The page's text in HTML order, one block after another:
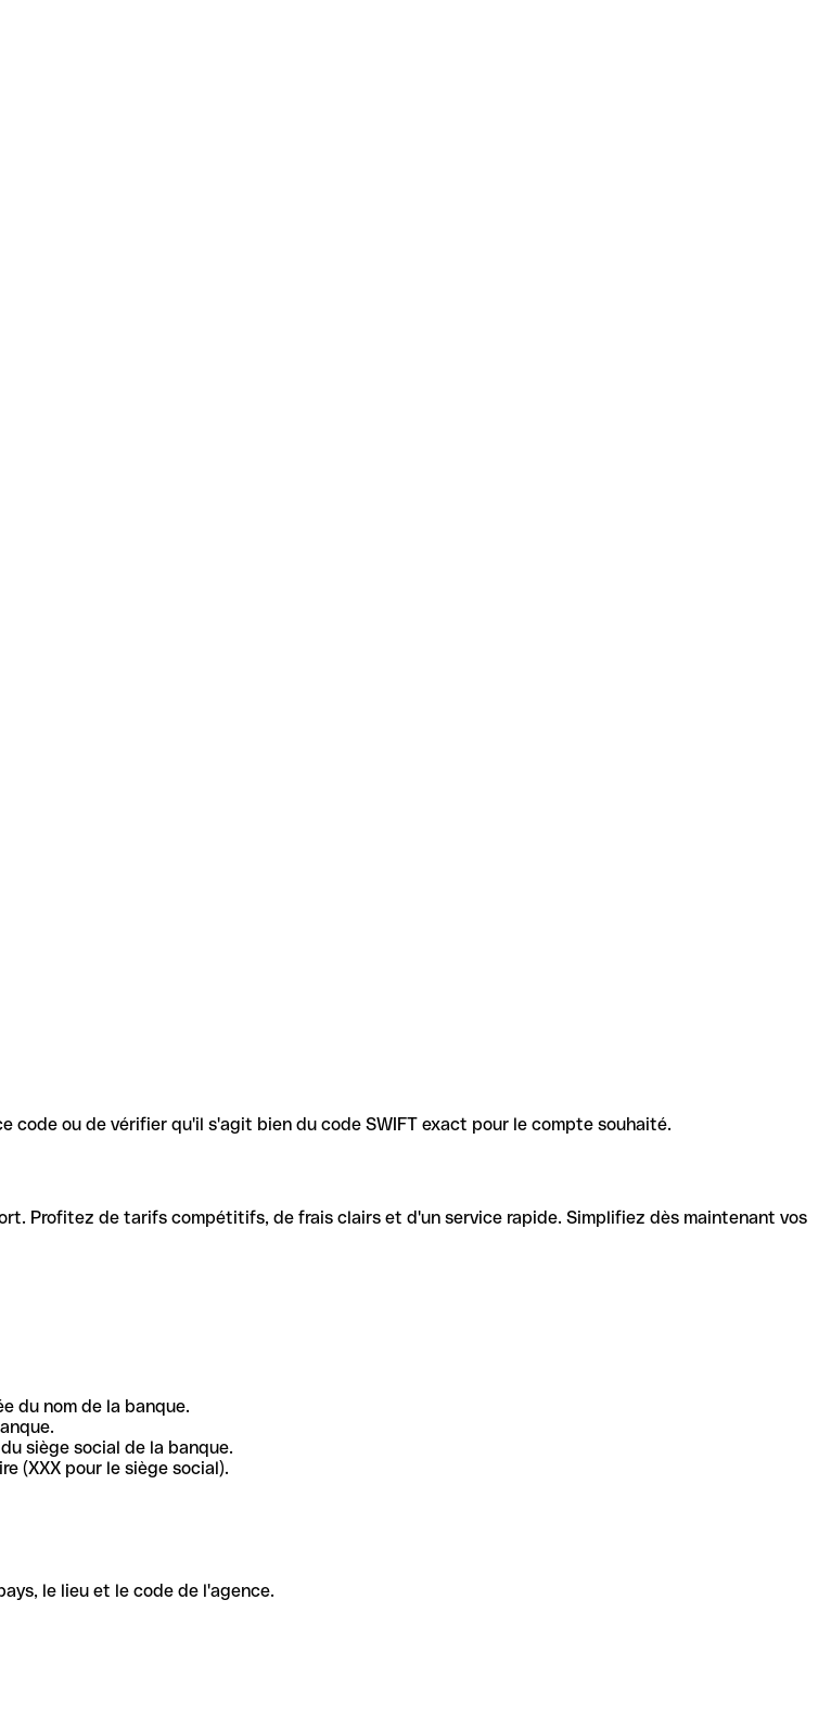
code ou de vérifier qu'il s'agit bien du code SWIFT exact pour le compte souhaité.
Profitez de tarifs compétitifs, de frais clairs et d'un service rapide. Simplifiez dès maintenant vos
du nom de la banque.
siège social de la banque.
(XXX pour le siège social).
le lieu et le code de l'agence.